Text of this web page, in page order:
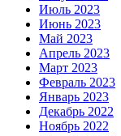
Июль 2023
Июнь 2023
Май 2023
Апрель 2023
Март 2023
Февраль 2023
Январь 2023
Декабрь 2022
Ноябрь 2022